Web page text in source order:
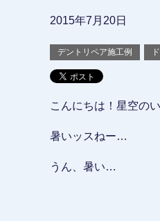
2015年7月20日
デントリペア施工例
こんにちは！星空の
暑いッスねー…
うん、暑い…